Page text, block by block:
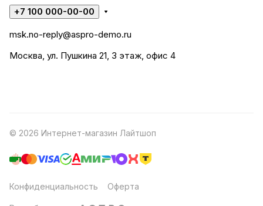
+7 100 000-00-00
msk.no-reply@aspro-demo.ru
Москва, ул. Пушкина 21, 3 этаж, офис 4
© 2026 Интернет-магазин Лайтшоп
Конфиденциальность Оферта